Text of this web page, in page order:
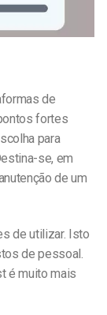
de
fortes
para
se, em
de um
de utilizar. Isto
de pessoal.
é muito mais